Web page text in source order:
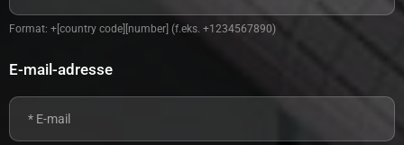
Format: +[country code][number] (f.eks. +1234567890)
E-mail-adresse